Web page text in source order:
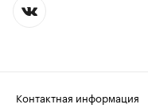
Контактная информация